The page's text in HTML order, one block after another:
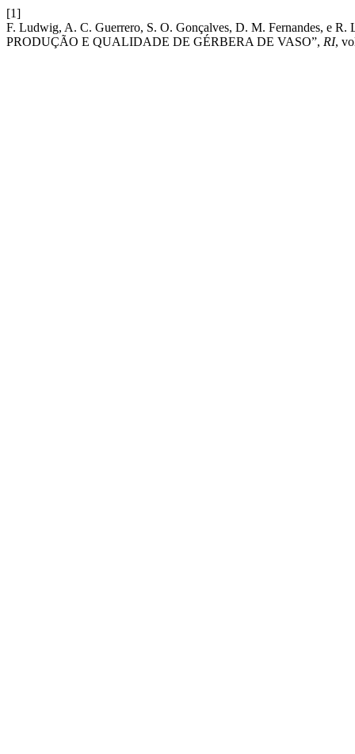
[1]
F. Ludwig, A. C. Guerrero, S. O. Gonçalves, D. M. Fernandes, e
PRODUÇÃO E QUALIDADE DE GÉRBERA DE VASO”, RI,